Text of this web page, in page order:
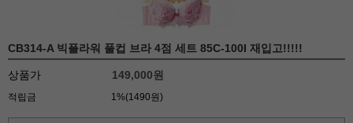
CB314-A 빅플라워 풀컵 브라 4점 세트 85C-100I 재입고!!!!!
상품가 149,000원
적립금 1%(1490원)